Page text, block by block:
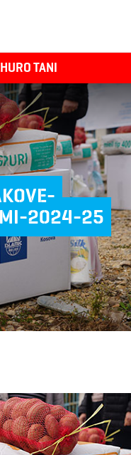
TANI
2024-25